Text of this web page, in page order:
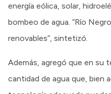
energía eólica, solar,
bombeo de agua. “Río
renovables”, sintetizó.
Además, agregó que en su
cantidad de agua que, bien